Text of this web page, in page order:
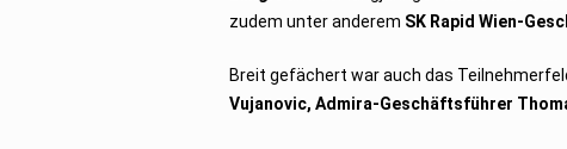
zudem unter anderem SK Rapid Wien-
Breit gefächert war auch das
Vujanovic, Admira-Geschäftsführer